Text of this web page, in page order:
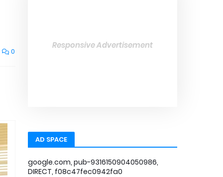
0
Responsive Advertisement
AD SPACE
google.com, pub-9316150904050986,
DIRECT, f08c47fec0942fa0